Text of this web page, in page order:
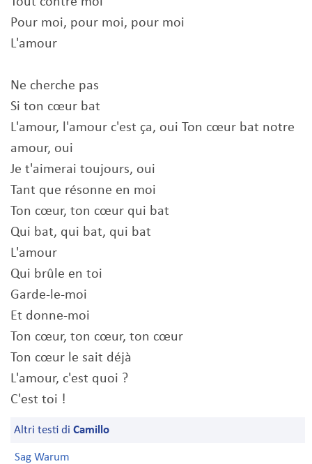
Pour moi, pour moi, pour moi
L'amour
Ne cherche pas
Si ton cœur bat
L'amour, l'amour c'est ça, oui Ton cœur bat notre
amour, oui
Je t'aimerai toujours, oui
Tant que résonne en moi
Ton cœur, ton cœur qui bat
Qui bat, qui bat, qui bat
L'amour
Qui brûle en toi
Garde-le-moi
Et donne-moi
Ton cœur, ton cœur, ton cœur
Ton cœur le sait déjà
L'amour, c'est quoi ?
C'est toi !
Altri testi di Camillo
Sag Warum